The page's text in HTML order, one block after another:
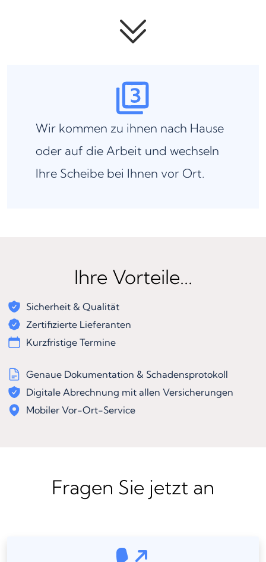
Wir kommen zu ihnen nach Hause
oder auf die Arbeit und wechseln
Ihre Scheibe bei Ihnen vor Ort.
Ihre Vorteile...
Sicherheit & Qualität
Zertifizierte Lieferanten
Kurzfristige Termine
Genaue Dokumentation & Schadensprotokoll
Digitale Abrechnung mit allen Versicherungen
Mobiler Vor-Ort-Service
Fragen Sie jetzt an